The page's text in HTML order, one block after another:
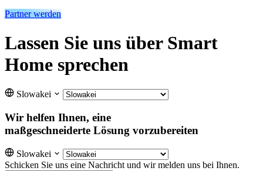
Partner werden
Lassen Sie uns über Smart
Home sprechen
Slowakei
Wir helfen Ihnen, eine
maßgeschneiderte Lösung vorzubereiten
Slowakei
Schicken Sie uns eine Nachricht und wir melden uns bei Ihnen.